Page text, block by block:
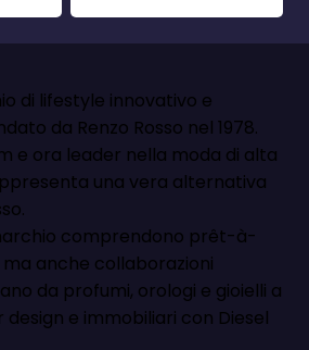
di lifestyle innovativo e
da Renzo Rosso nel 1978.
e ora leader nella moda di alta
una vera alternativa
comprendono prêt-à-
anche collaborazioni
da profumi, orologi e gioielli a
e immobiliari con Diesel